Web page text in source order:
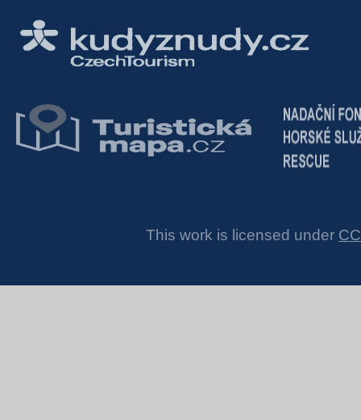
This work is licensed under